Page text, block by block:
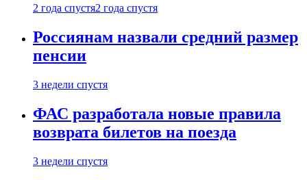
2 года спустя2 года спустя
Россиянам назвали средний размер
пенсии
3 недели спустя
ФАС разработала новые правила
возврата билетов на поезда
3 недели спустя